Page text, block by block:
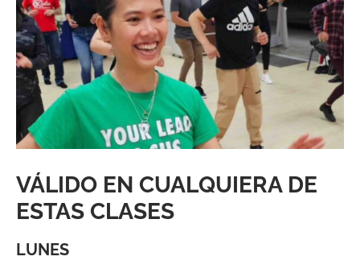
VÁLIDO EN CUALQUIERA DE
ESTAS CLASES
LUNES